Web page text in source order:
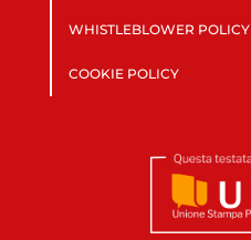
WHISTLEBLOWER POLICY
COOKIE POLICY